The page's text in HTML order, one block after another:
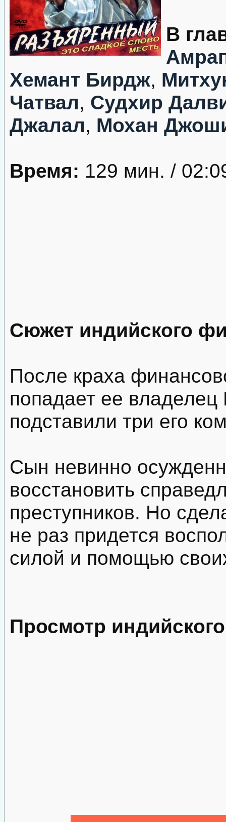
В
Хемант Бирдж,
Чатвал, Судхир
Джалал, Мохан
Время: 129 мин. /
Сюжет индийского
После краха
попадает ее владелец
подставили три его
Сын невинно
восстановить
преступников. Но
не раз придется
силой и помощью
Просмотр